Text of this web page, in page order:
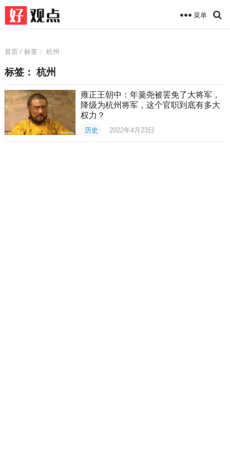
菜单
首页/ 标签： 杭州
标签：杭州
雍正王朝中：年羹尧被罢免了大将军，
降级为杭州将军，这个官职到底有多大
权力？
历史 2022年4月23日